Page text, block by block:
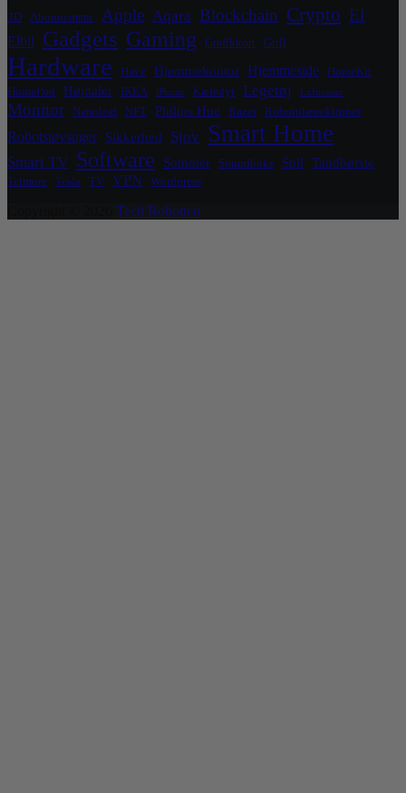
3D Abonnement Apple Aqara Blockchain Crypto El
Elbil Gadgets Gaming Grafikkort Grill
Hardware Have Hjemmekontor Hjemmeside
HomeKit
HomePod
Højttaler IKEA iPhone Kæledyr Legetøj Luftrenser
Monitor Nanoleaf NFT Philips Hue Razer Robotplæneklipper
Robotstøvsuger Sikkerhed Sjov Smart Home
Smart TV Software Sommer Soundboks Spil Tandbørste
Telmore Tesla TV VPN Wordpress
Tech Robotten